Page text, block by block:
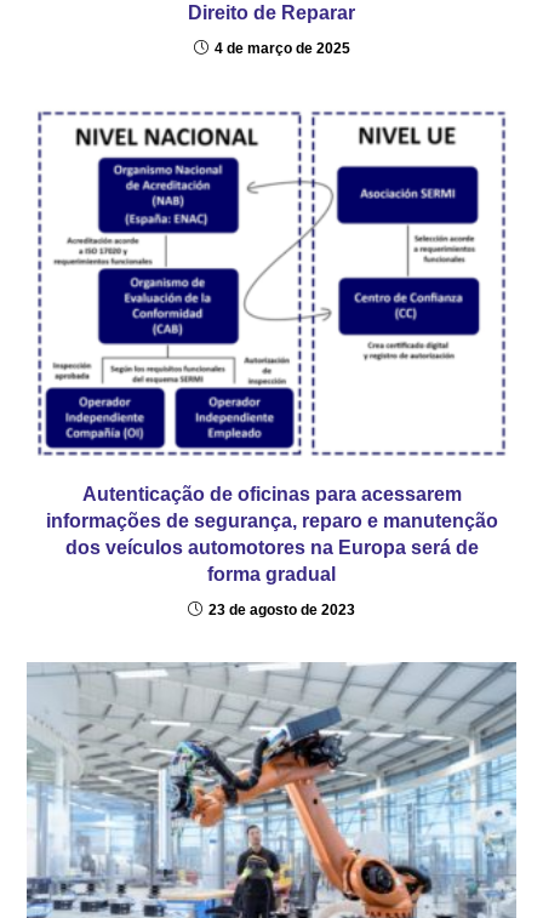
Direito de Reparar
4 de março de 2025
Autenticação de oficinas para acessarem
informações de segurança, reparo e manutenção
dos veículos automotores na Europa será de
forma gradual
23 de agosto de 2023